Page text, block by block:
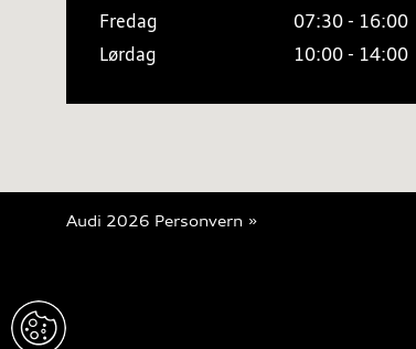
Fredag
07:30 - 16:00
Lørdag
10:00 - 14:00
Audi 2026 Personvern